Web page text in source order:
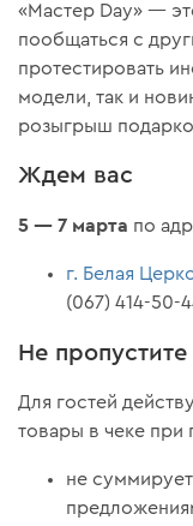
«Мастер Day» —
пообщаться с
протестировать
модели, так и
розыгрыш
Ждем вас
5 — 7 марта по
г. Белая
(067) 414-50-
Не
Для гостей
товары в чеке при
не